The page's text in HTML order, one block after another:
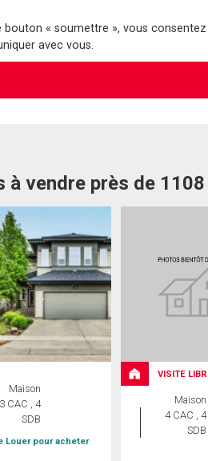
bouton « soumettre », vous
avec vous.
à vendre près de
Maison
3 CAC , 4
SDB
Louer pour acheter
VISITE
Maison
4 CAC , 4
SDB